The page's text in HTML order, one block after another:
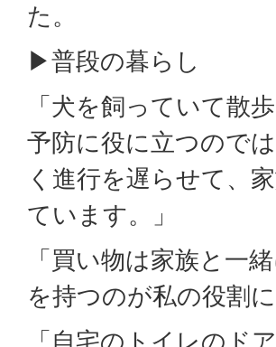
た。
▶普段の暮らし
「犬を飼っていて散
予防に役に立つので
く進行を遅らせて、
ています。」
「買い物は家族と一
を持つのが私の役割
「自宅のトイレのド